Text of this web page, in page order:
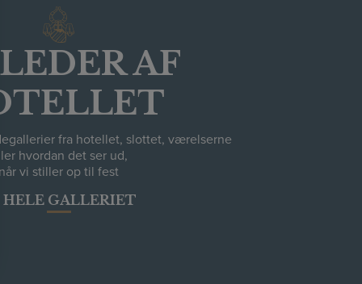
AF
fra hotellet, slottet, værelserne
hvordan det ser ud,
vi stiller op til fest
HELE GALLERIET